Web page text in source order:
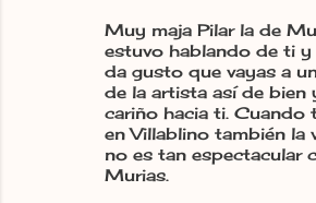
Muy maja Pilar la de
estuvo hablando de ti
da gusto que vayas a
de la artista así de bien
cariño hacia ti. Cuando
en Villablino también la
no es tan espectacular
Murias.